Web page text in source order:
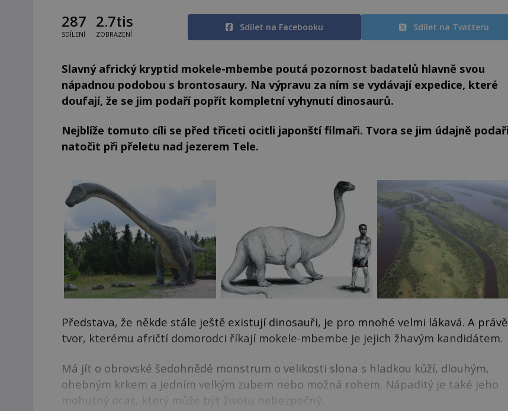
287
SDÍLENÍ
2.7tis
ZOBRAZENÍ
Sdílet na Facebooku Sdílet na Twitteru
Slavný africký kryptid mokele-mbembe poutá pozornost badatelů hlavně svou
nápadnou podobou s brontosaury. Na výpravu za ním se vydávají expedice, které
doufají, že se jim podaří popřít kompletní vyhynutí dinosaurů.
Nejblíže tomuto cíli se před třiceti ocitli japonští filmaři. Tvora se jim údajně
natočit při přeletu nad jezerem Tele.
Představa, že někde stále ještě existují dinosauři, je pro mnohé velmi lákavá. A právě
tvor, kterému afričtí domorodci říkají mokele-mbembe je jejich žhavým kandidátem.
Má jít o obrovské šedohnědé monstrum o velikosti slona s hladkou kůží, dlouhým,
ohebným krkem a jedním velkým zubem nebo možná rohem. Nápaditý je také jeho
mohutný ocas, který může být životu nebezpečný.